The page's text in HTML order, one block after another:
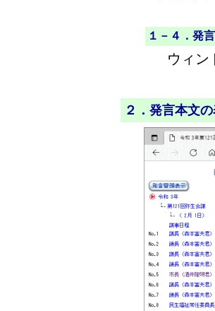
１－４．発
ウィン
２．発言本文